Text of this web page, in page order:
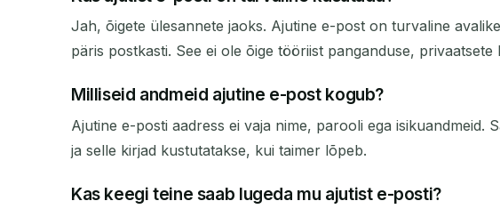
Jah, õigete ülesannete jaoks. Ajutine e-post on turvaline
päris postkasti. See ei ole õige tööriist panganduse,
Milliseid andmeid ajutine e-post kogub?
Ajutine e-posti aadress ei vaja nime, parooli ega isikuandmeid.
ja selle kirjad kustutatakse, kui taimer lõpeb.
Kas keegi teine saab lugeda mu ajutist e-posti?